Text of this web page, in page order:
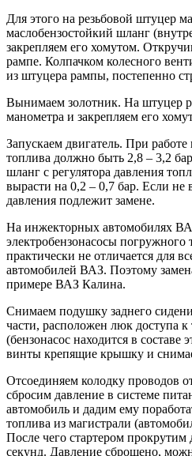
Для этого на резьбовой штуцер
маслобензостойкий шланг
закрепляем его хомутом.
рампе. Колпачком колесного
из штуцера рампы, постепенно
Вынимаем золотник. На штуцер
манометра и закрепляем его
Запускаем двигатель. При
топлива должно быть 2,8 – 3,2
шланг с регулятора давления
вырасти на 0,2 – 0,7 бар. Если не
давления подлежит замене.
На инжекторных автомобилях
электробензонасосы
практически не отличается для
автомобилей ВАЗ. Поэтому
примере ВАЗ Калина.
Снимаем подушку заднего
части, расположен люк доступа
(бензонасос находится в составе
винты крепящие крышку и
Отсоединяем колодку проводов
сбросим давление в системе
автомобиль и дадим ему
топлива из магистрали
После чего стартером прокрутим
секунд. Давление сброшено,